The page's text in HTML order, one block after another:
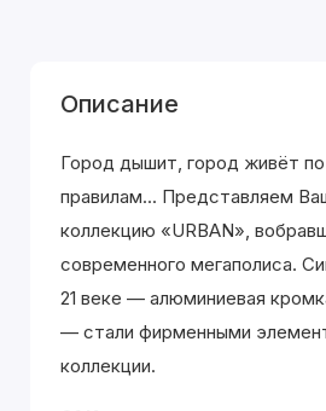
Описание
Город дышит, город живёт
правилам... Представляем
коллекцию «URBAN»,
современного мегаполиса.
21 веке — алюминиевая
— стали фирменными
коллекции.